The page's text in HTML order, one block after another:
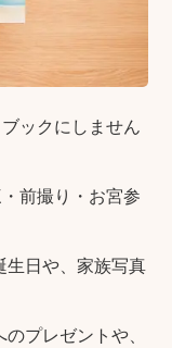
ックにしません
前撮り・お宮参
生日や、家族写真
プレゼントや、